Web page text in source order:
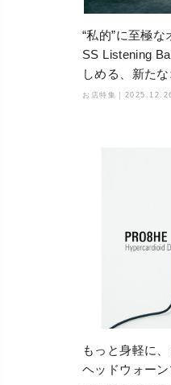
“私的”に至極
SS Listening
しめる、新た
お店特集｜
もっと身軽に
ヘッドウォーン